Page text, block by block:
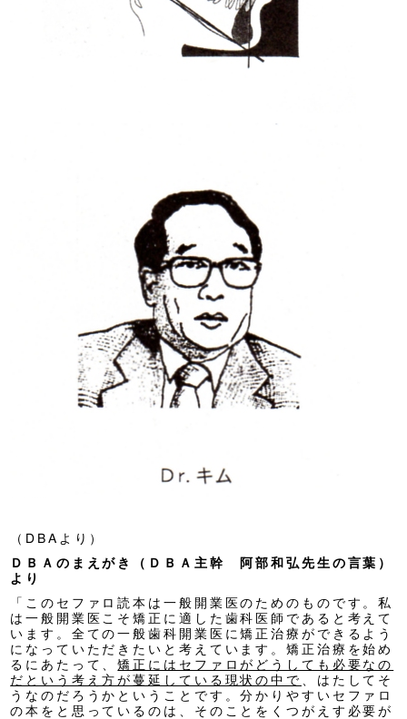
（DBAより）
ＤＢＡのまえがき（ＤＢＡ主幹 阿部和弘先生の言葉）
より
「このセファロ読本は一般開業医のためのものです。私
は一般開業医こそ矯正に適した歯科医師であると考えて
います。全ての一般歯科開業医に矯正治療ができるよう
になっていただきたいと考えています。矯正治療を始め
るにあたって、矯正にはセファロがどうしても必要なの
だという考え方が蔓延している現状の中で 、はたしてそ
うなのだろうかということです。分かりやすいセファロ
の本をと思っているのは、そのことをくつがえす必要が